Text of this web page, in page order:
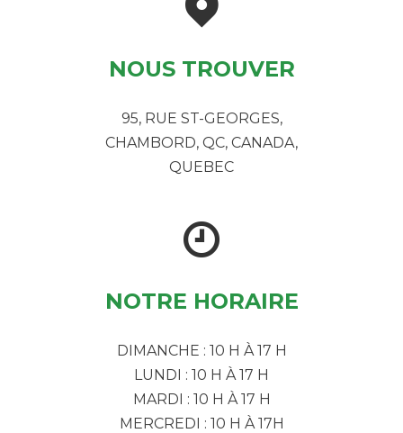
NOUS TROUVER
95, RUE ST-GEORGES,
CHAMBORD, QC, CANADA,
QUEBEC
NOTRE HORAIRE
DIMANCHE : 10 H À 17 H
LUNDI : 10 H À 17 H
MARDI : 10 H À 17 H
MERCREDI : 10 H À 17H